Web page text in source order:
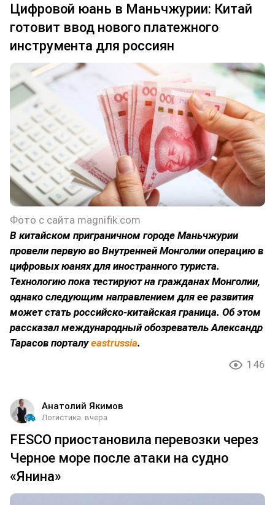
Цифровой юань в Маньчжурии: Китай
готовит ввод нового платежного
инструмента для россиян
Фото с сайта magnifik.com
В китайском приграничном городе Маньчжурии
провели первую во Внутренней Монголии операцию в
цифровых юанях для иностранного туриста.
Технологию пока тестируют на гражданах Монголии,
однако следующим направлением для ее развития
может стать российско-китайская граница. Об этом
рассказал международный обозреватель Александр
Тарасов порталуeastrussia.
146
Анатолий Якимов
Логистика вчера
FESCO приостановила перевозки через
Черное море после атаки на судно
«Янина»